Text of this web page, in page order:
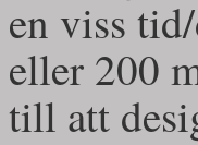
en viss
eller 200
till att